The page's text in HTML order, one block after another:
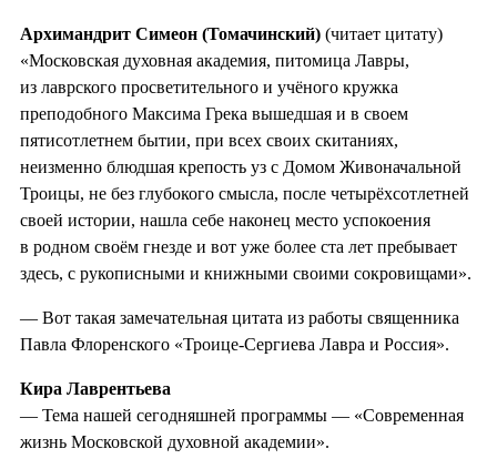
Архимандрит Симеон (Томачинский) (читает цитату)
«Московская духовная академия, питомица Лавры,
из лаврского просветительного и учёного кружка
преподобного Максима Грека вышедшая и в своем
пятисотлетнем бытии, при всех своих скитаниях,
неизменно блюдшая крепость уз с Домом Живоначальной
Троицы, не без глубокого смысла, после четырёхсотлетней
своей истории, нашла себе наконец место успокоения
в родном своём гнезде и вот уже более ста лет пребывает
здесь, с рукописными и книжными своими сокровищами».
— Вот такая замечательная цитата из работы священника
Павла Флоренского «Троице-Сергиева Лавра и Россия».
Кира Лаврентьева
— Тема нашей сегодняшней программы — «Современная
жизнь Московской духовной академии».